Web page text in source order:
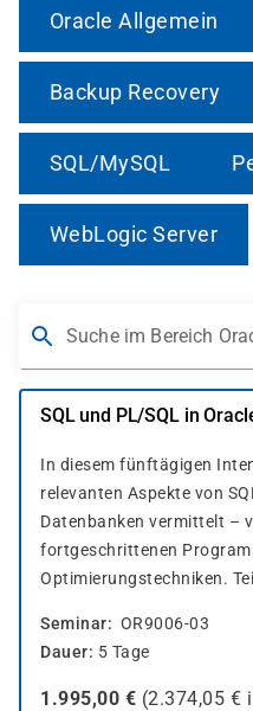
Oracle Allgemein
Backup Recovery
SQL/MySQL
WebLogic Server
Suche im Bereich
SQL und PL/SQL in
In diesem fünftägigen
relevanten Aspekte von
Datenbanken vermittelt –
fortgeschrittenen
Optimierungstechniken.
Seminar
OR9006-03
Dauer
5 Tage
1.995,00 € (2.374,05 €